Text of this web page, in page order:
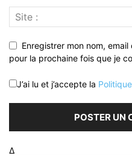
Enregistrer mon nom,
pour la prochaine fois que je
J’ai lu et j’accepte la
Δ